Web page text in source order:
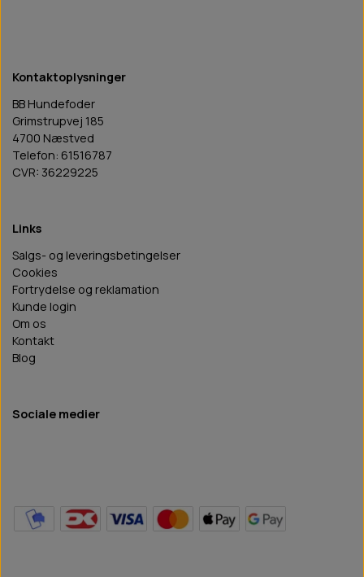
Kontaktoplysninger
BB Hundefoder
Grimstrupvej 185
4700 Næstved
Telefon: 61516787
CVR: 36229225
Links
Salgs- og leveringsbetingelser
Cookies
Fortrydelse og reklamation
Kunde login
Om os
Kontakt
Blog
Sociale medier